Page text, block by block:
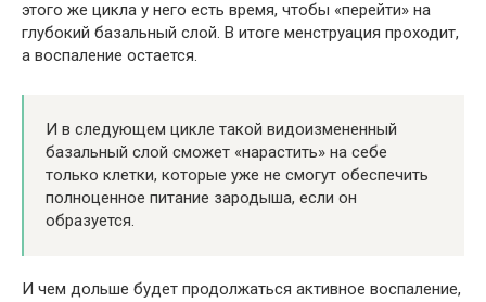
этого же цикла у него есть время, чтобы «перейти» на
глубокий базальный слой. В итоге менструация проходит,
а воспаление остается.
И в следующем цикле такой видоизмененный
базальный слой сможет «нарастить» на себе
только клетки, которые уже не смогут обеспечить
полноценное питание зародыша, если он
образуется.
И чем дольше будет продолжаться активное воспаление,